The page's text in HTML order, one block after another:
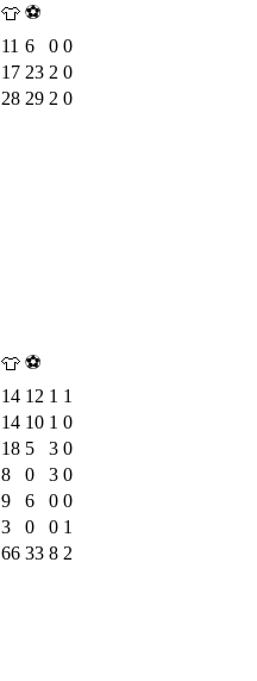
👕 ⚽
11 6 0 0
17 23 2 0
28 29 2 0
👕 ⚽
14 12 1 1
14 10 1 0
18 5 3 0
8 0 3 0
9 6 0 0
3 0 0 1
66 33 8 2